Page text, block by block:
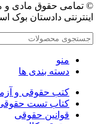
© تمامی حقوق مادی و
اینترنتی دادستان بوک
منو
دسته بندی ها
کتب حقوقی و
کتاب تست
قوانین حقوقی